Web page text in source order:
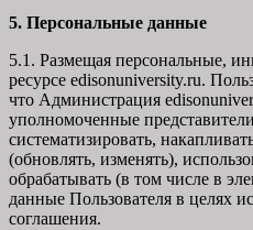
5. Персональные данные
5.1. Размещая персональные,
ресурсе edisonuniversity.ru.
что Администрация
уполномоченные
систематизировать,
(обновлять, изменять),
обрабатывать (в том числе в
данные Пользователя в целях
соглашения.